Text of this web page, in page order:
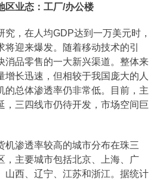
区业态：工厂/办公楼
，在人均GDP达到一万美元时，
迎来爆发。随着移动技术的引
消品零售的一大新兴渠道。整体来
增长迅速，但相较于我国庞大的人
的总体渗透率仍非常低。目前，主
，三四线市仍待开发，市场空间巨
机渗透率较高的城市分布在珠三
，主要城市包括北京、上海、广
山西、辽宁、江苏和浙江。据统计